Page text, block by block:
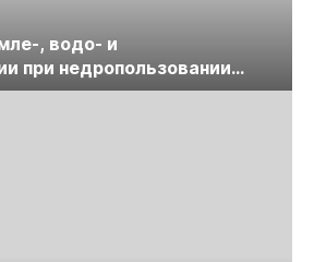
, водо- и
при недропользовании
«ПравоТЭК»